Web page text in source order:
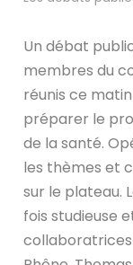
Un débat
membres du
réunis ce
préparer le
de la santé.
les thèmes et
sur le plateau.
fois studieuse